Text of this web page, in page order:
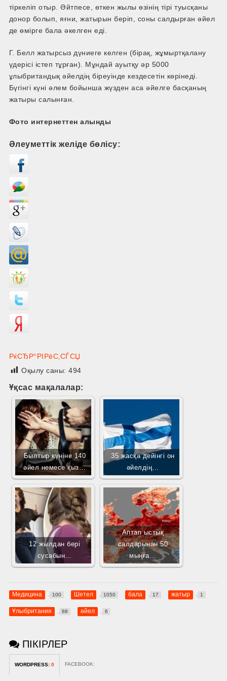
тіркеліп отыр. Әйтпесе, өткен жылы өзінің тірі туысқаны
донор болып, яғни, жатырын беріп, соны салдырған әйел
де өмірге бала әкелген еді.
Г. Белл жатырсыз дүниеге келген (бірақ, жұмыртқалану
үдерісі істеп тұрған). Мұндай ауытқу әр 5000
ұлыбритандық әйелдің біреуінде кездесетін көрінеді.
Бүгінгі күні әлем бойынша жүзден аса әйелге басқаның
жатыры салынған.
Фото интернеттен алынды
Әлеуметтік желіде бөлісу:
РќСЂР°РІРёС‚СЃСЏ
Оқылу саны:494
Ұқсас мақалалар:
Былтыр күніне 140
әйел немесе қыз…
35 жасқа дейінгі он
әйелдің…
12 жылдан бері
сусабын…
Аптап ыстық
салдарынан 50
мыңға…
Медицина 100 Шетел 1050 бала 17 жатыр 1
Ұлыбритания 88 әйел 6
ПІКІРЛЕР
WORDPRESS: 0 FACEBOOK: